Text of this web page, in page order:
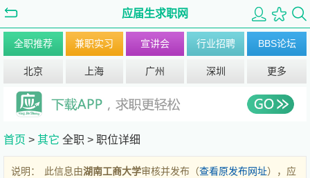
应届生求职网
全职推荐 兼职实习 宣讲会 行业招聘 BBS论坛
北京 上海 广州 深圳 更多
首页 > 其它 全职 > 职位详细
说明： 此信息由湖南工商大学审核并发布（查看原发布网址），应